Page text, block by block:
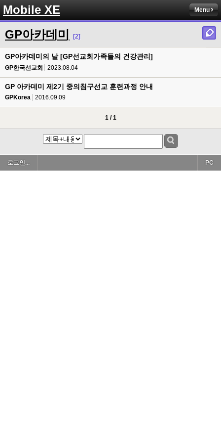
Mobile XE Menu
GP아카데미 [2]
GP아카데미의 날 [GP선교회가족들의 건강관리]
GP한국선교회 2023.08.04
GP 아카데미 제2기 중의침구선교 훈련과정 안내
GPKorea 2016.09.09
1 / 1
로그인... PC